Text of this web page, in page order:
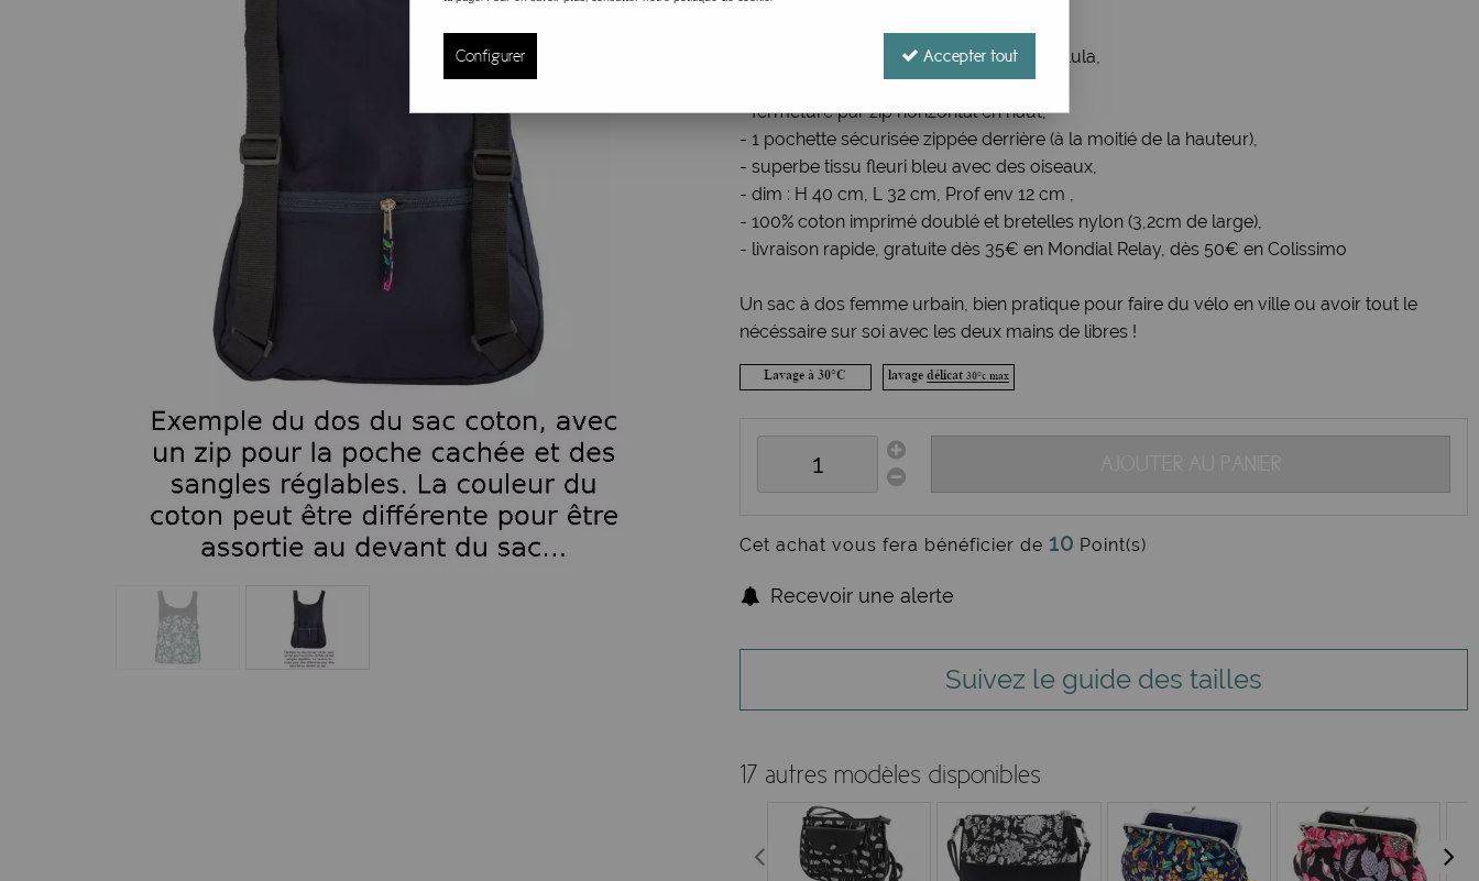
sac a dos Bibop 15
Petit sac à dos vintage femme Bibop et Lula,
- bretelles réglable,
- fermeture par zip horizontal en haut,
- 1 pochette sécurisée zippée derrière (à la moitié de la hauteur),
- superbe tissu fleuri bleu avec des oiseaux,
- dim : H 40 cm, L 32 cm, Prof env 12 cm ,
- 100% coton imprimé doublé et bretelles nylon (3,2cm de large),
- livraison rapide, gratuite dès 35€ en Mondial Relay, dès 50€ en Colissimo
Un sac à dos femme urbain, bien pratique pour faire du vélo en ville ou avoir tout le
nécéssaire sur soi avec les deux mains de libres !
Cet achat vous fera bénéficier de 10 Point(s)
Recevoir une alerte
Suivez le guide des tailles
17 autres modèles disponibles
Configurer Accepter tout